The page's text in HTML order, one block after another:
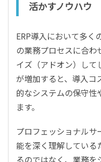
活かすノウハウ
ERP導入において多く
の業務プロセスに合
イズ（アドオン）して
が増加すると、導入コ
的なシステムの保守性
ます。
プロフェッショナル
能を深く理解している